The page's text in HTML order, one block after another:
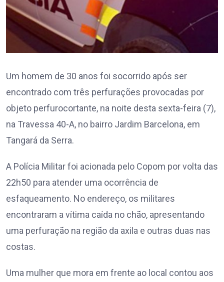
Um homem de 30 anos foi socorrido após ser
encontrado com três perfurações provocadas por
objeto perfurocortante, na noite desta sexta-feira (7),
na Travessa 40-A, no bairro Jardim Barcelona, em
Tangará da Serra.
A Polícia Militar foi acionada pelo Copom por volta das
22h50 para atender uma ocorrência de
esfaqueamento. No endereço, os militares
encontraram a vítima caída no chão, apresentando
uma perfuração na região da axila e outras duas nas
costas.
Uma mulher que mora em frente ao local contou aos